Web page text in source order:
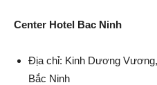
Center Hotel Bac Ninh
Địa chỉ: Kinh Dương
Bắc Ninh